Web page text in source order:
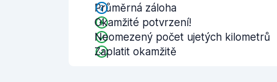
Průměrná záloha
Okamžité potvrzení!
Neomezený počet ujetých kilometrů
Zaplatit okamžitě